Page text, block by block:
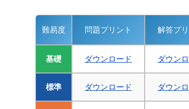
難易度 問題プリント 解答プ
基礎 ダウンロード ダウン
標準 ダウンロード ダウン